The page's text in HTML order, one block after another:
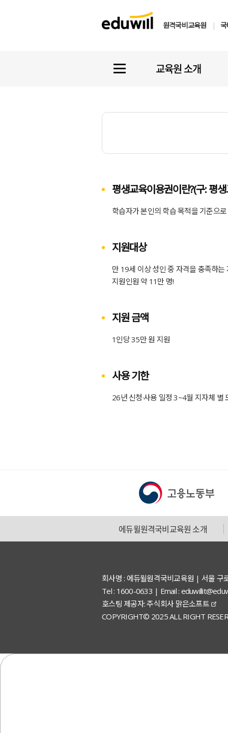
원격국비교육원 |
교육원 소개
평생교육이용권이란?(구: 평
학습자가 본인의 학습 목적을 기준으
지원대상
만 19세 이상 성인 중 자격을 충족하는
지원인원 약 11만 명!
지원 금액
1인당 35만 원 지원
사용 기한
26년 신청·사용 일정 3~4월 지자체 별
에듀윌원격국비교육원 소개
회사명 : 에듀윌원격국비교육원 | 서울
Tel : 1600-0633 | Email :
호스팅 제공자: 주식회사 맑은소프트
COPYRIGHT© 2025 ALL RIGHT